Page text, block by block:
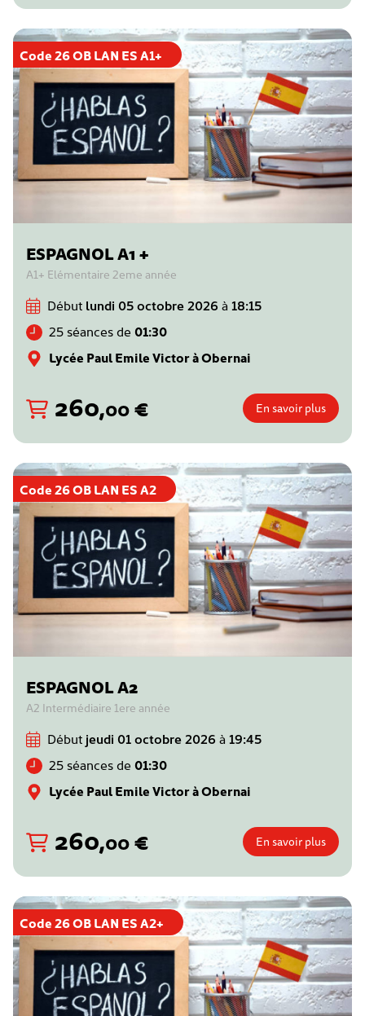
Code 26 OB LAN ES A1+
ESPAGNOL A1 +
A1+ Elémentaire 2eme année
Début lundi 05 octobre 2026 à 18:15
25 séances de 01:30
Lycée Paul Emile Victor à Obernai
260,00€ En savoir plus
Code 26 OB LAN ES A2
ESPAGNOL A2
A2 Intermédiaire 1ere année
Début jeudi 01 octobre 2026 à 19:45
25 séances de 01:30
Lycée Paul Emile Victor à Obernai
260,00€ En savoir plus
Code 26 OB LAN ES A2+